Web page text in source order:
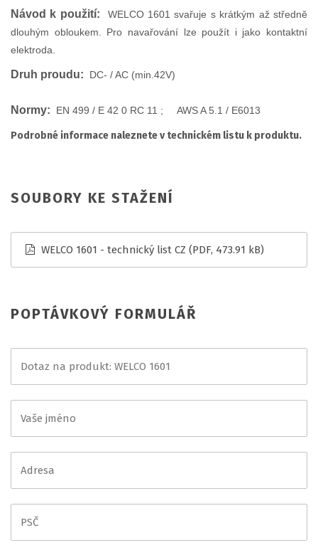
Návod k použití: WELCO 1601 svařuje s krátkým až středně
dlouhým obloukem. Pro navařování lze použít i jako kontaktní
elektroda.
Druh proudu: DC- / AC (min.42V)
Normy: EN 499 / E 42 0 RC 11 ; AWS A 5.1 / E6013
Podrobné informace naleznete v technickém listu k produktu.
SOUBORY KE STAŽENÍ
WELCO 1601 - technický list CZ (PDF, 473.91 kB)
POPTÁVKOVÝ FORMULÁŘ